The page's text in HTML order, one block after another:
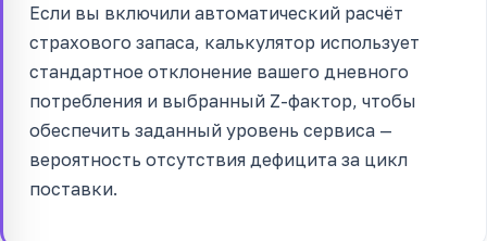
Если вы включили автоматический расчёт
страхового запаса, калькулятор использует
стандартное отклонение вашего дневного
потребления и выбранный Z-фактор, чтобы
обеспечить заданный уровень сервиса —
вероятность отсутствия дефицита за цикл
поставки.